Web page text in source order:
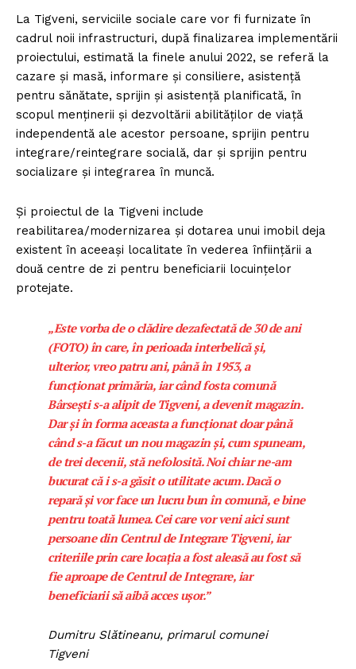
La Tigveni, serviciile sociale care vor fi furnizate în
cadrul noii infrastructuri, după finalizarea implementării
proiectului, estimată la finele anului 2022, se referă la
cazare și masă, informare și consiliere, asistență
pentru sănătate, sprijin și asistență planificată, în
scopul menținerii și dezvoltării abilităților de viață
independentă ale acestor persoane, sprijin pentru
integrare/reintegrare socială, dar și sprijin pentru
socializare și integrarea în muncă.
Și proiectul de la Tigveni include
reabilitarea/modernizarea și dotarea unui imobil deja
existent în aceeași localitate în vederea înființării a
două centre de zi pentru beneficiarii locuințelor
protejate.
„Este vorba de o clădire dezafectată de 30 de ani
(FOTO)în care, în perioada interbelică și,
ulterior, vreo patru ani, până în 1953, a
funcționat primăria, iar când fosta comună
Bârsești s-a alipit de Tigveni, a devenit magazin.
Dar și în forma aceasta a funcționat doar până
când s-a făcut un nou magazin și, cum spuneam,
de trei decenii, stă nefolosită. Noi chiar ne-am
bucurat că i s-a găsit o utilitate acum. Dacă o
repară și vor face un lucru bun în comună, e bine
pentru toată lumea. Cei care vor veni aici sunt
persoane din Centrul de Integrare Tigveni, iar
criteriile prin care locația a fost aleasă au fost să
fie aproape de Centrul de Integrare, iar
beneficiarii să aibă acces ușor.”
Dumitru Slătineanu, primarul comunei
Tigveni